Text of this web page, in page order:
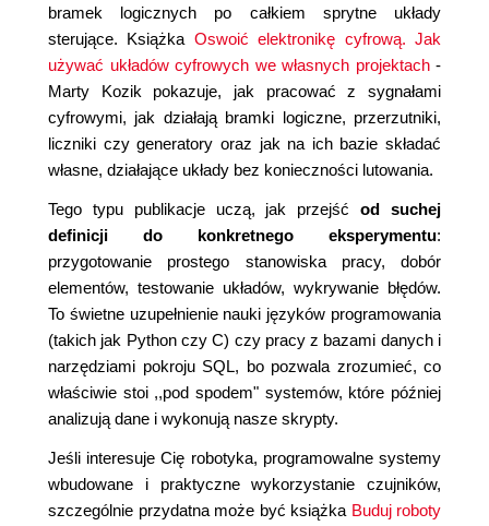
bramek logicznych po całkiem sprytne układy
sterujące. Książka Oswoić elektronikę cyfrową. Jak
używać układów cyfrowych we własnych projektach-
Marty Kozik pokazuje, jak pracować z sygnałami
cyfrowymi, jak działają bramki logiczne, przerzutniki,
liczniki czy generatory oraz jak na ich bazie składać
własne, działające układy bez konieczności lutowania.
Tego typu publikacje uczą, jak przejśćod suchej
definicji do konkretnego eksperymentu:
przygotowanie prostego stanowiska pracy, dobór
elementów, testowanie układów, wykrywanie błędów.
To świetne uzupełnienie nauki języków programowania
(takich jak Python czy C) czy pracy z bazami danych i
narzędziami pokroju SQL, bo pozwala zrozumieć, co
właściwie stoi ,,pod spodem" systemów, które później
analizują dane i wykonują nasze skrypty.
Jeśli interesuje Cię robotyka, programowalne systemy
wbudowane i praktyczne wykorzystanie czujników,
szczególnie przydatna może być książka Buduj roboty